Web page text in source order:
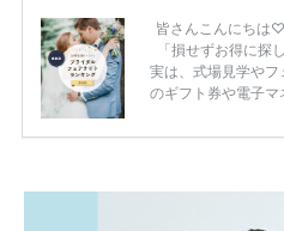
皆さんこんにちは
「損せずお得に探
実は、式場見学や
のギフト券や電子マ
ため、比較せずに